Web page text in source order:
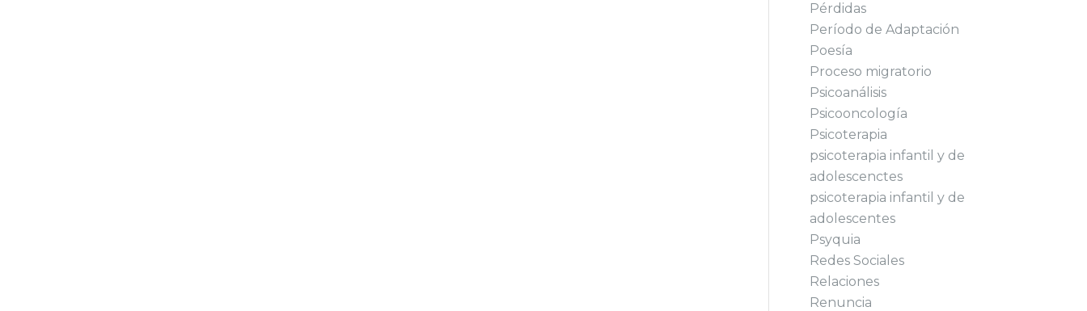
Pérdidas
Período de Adaptación
Poesía
Proceso migratorio
Psicoanálisis
Psicooncología
Psicoterapia
psicoterapia infantil y de
adolescenctes
psicoterapia infantil y de
adolescentes
Psyquia
Redes Sociales
Relaciones
Renuncia